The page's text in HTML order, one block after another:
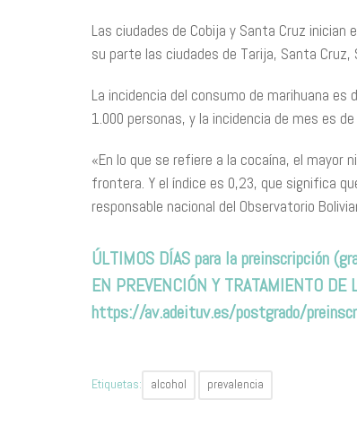
Las ciudades de Cobija y Santa Cruz
su parte las ciudades de Tarija, Santa
La incidencia del consumo de marihuana
1.000 personas, y la incidencia de mes es
«En lo que se refiere a la cocaína, el mayor
frontera. Y el índice es 0,23, que significa
responsable nacional del Observatorio
ÚLTIMOS DÍAS para la preinscripción
EN PREVENCIÓN Y TRATAMIENTO DE
https://av.adeituv.es/postgrado/
Etiquetas: alcohol prevalencia